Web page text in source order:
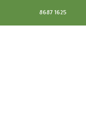
8687 1625